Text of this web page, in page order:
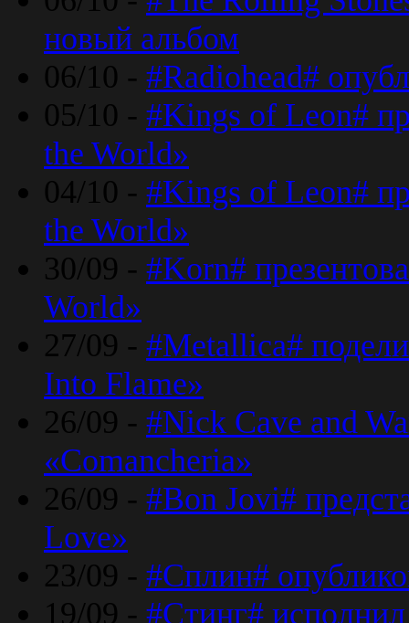
новый альбом
06/10 - #Radiohead#
05/10 - #Kings of Leon#
the World»
04/10 - #Kings of Leon#
the World»
30/09 - #Korn#
World»
27/09 - #Metallica#
Into Flame»
26/09 - #Nick Cave and
«Comancheria»
26/09 - #Bon Jovi#
Love»
23/09 - #Сплин#
19/09 - #Стинг#